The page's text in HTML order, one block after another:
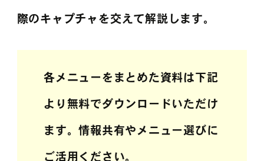
際のキャプチャを交えて解説します。
各メニューをまとめた資料は下記
より無料でダウンロードいただけ
ます。情報共有やメニュー選びに
ご活用ください。